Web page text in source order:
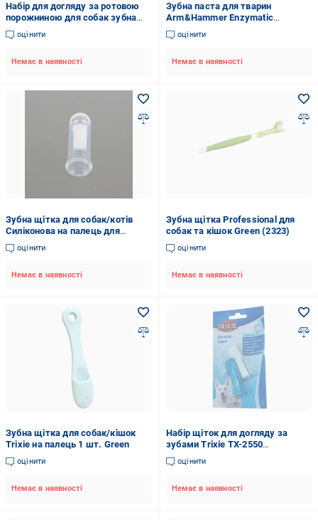
Набір для догляду за ротовою
порожниною для собак зубна
паста/щітка/щітка-напальчник
(1М1180)
оцінити
Немає в наявності
Зубна паста для тварин
Arm&Hammer Enzymatic
Toothpaste For Dogs Clinical Gum
Health Beef 67,5 г
оцінити
Немає в наявності
Зубна щітка для собак/котів
Силіконова на палець для
чищення зубів
оцінити
Немає в наявності
Зубна щітка Professional для
собак та кішок Green (2323)
оцінити
Немає в наявності
Зубна щітка для собак/кішок
Trixie на палець 1 шт. Green
оцінити
Немає в наявності
Набір щіток для догляду за
зубами Trixie TX-2550
(00000000216)
оцінити
Немає в наявності